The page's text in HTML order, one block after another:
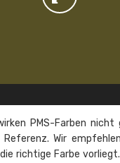
PMS-Farben
Wir
richtige Farbe